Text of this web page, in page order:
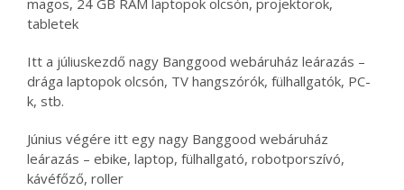
magos, 24 GB RAM laptopok olcsón, projektorok,
tabletek
Itt a júliuskezdő nagy Banggood webáruház leárazás –
drága laptopok olcsón, TV hangszórók, fülhallgatók, PC-
k, stb.
Június végére itt egy nagy Banggood webáruház
leárazás – ebike, laptop, fülhallgató, robotporszívó,
kávéfőző, roller